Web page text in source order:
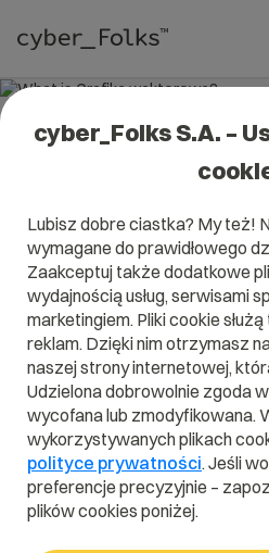
What is Grafika
It will help you better
wektorowaand what is the
use.
A B C D E
J
K L M N
S
T U V W
cyber_Folks S.A. –
Lubisz dobre ciastka? My też!
wymagane do prawidłowego
Zaakceptuj także dodatkowe
wydajnością usług, serwisami
marketingiem. Pliki cookie
reklam. Dzięki nim otrzymasz
naszej strony internetowej,
Udzielona dobrowolnie zgoda
wycofana lub zmodyfikowana.
wykorzystywanych plikach
polityce prywatności. Jeśli
preferencje precyzyjnie –
plików cookies poniżej.